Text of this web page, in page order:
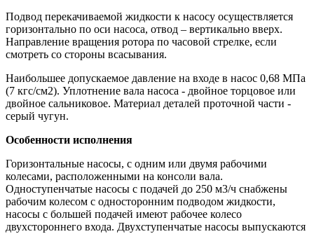
Подвод перекачиваемой жидкости к насосу осуществляется
горизонтально по оси насоса, отвод – вертикально вверх.
Направление вращения ротора по часовой стрелке, если
смотреть со стороны всасывания.
Наибольшее допускаемое давление на входе в насос 0,68 МПа
(7 кгс/см2). Уплотнение вала насоса - двойное торцовое или
двойное сальниковое. Материал деталей проточной части -
серый чугун.
Особенности исполнения
Горизонтальные насосы, с одним или двумя рабочими
колесами, расположенными на консоли вала.
Одноступенчатые насосы с подачей до 250 м3/ч снабжены
рабочим колесом с односторонним подводом жидкости,
насосы с большей подачей имеют рабочее колесо
двухстороннего входа. Двухступенчатые насосы выпускаются